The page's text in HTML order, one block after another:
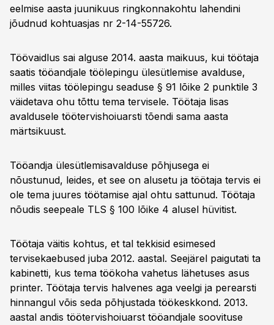
eelmise aasta juunikuus ringkonnakohtu lahendini
jõudnud kohtuasjas nr 2-14-55726.
Töövaidlus sai alguse 2014. aasta maikuus, kui töötaja
saatis tööandjale töölepingu ülesütlemise avalduse,
milles viitas töölepingu seaduse § 91 lõike 2 punktile 3
väidetava ohu tõttu tema tervisele. Töötaja lisas
avaldusele töötervishoiuarsti tõendi sama aasta
märtsikuust.
Tööandja ülesütlemisavalduse põhjusega ei
nõustunud, leides, et see on alusetu ja töötaja tervis ei
ole tema juures töötamise ajal ohtu sattunud. Töötaja
nõudis seepeale TLS § 100 lõike 4 alusel hüvitist.
Töötaja väitis kohtus, et tal tekkisid esimesed
tervisekaebused juba 2012. aastal. Seejärel paigutati ta
kabinetti, kus tema töökoha vahetus lähetuses asus
printer. Töötaja tervis halvenes aga veelgi ja perearsti
hinnangul võis seda põhjustada töökeskkond. 2013.
aastal andis töötervishoiuarst tööandjale soovituse